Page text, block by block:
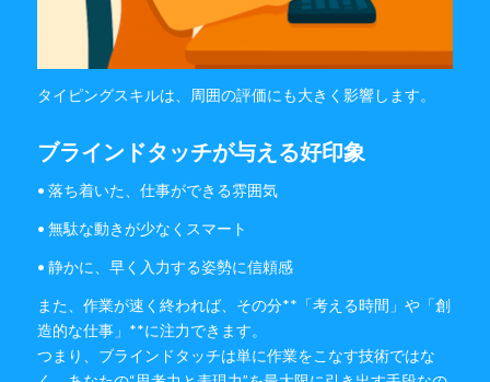
タイピングスキルは、周囲の評価にも大きく影響します。
ブラインドタッチが与える好印象
• 落ち着いた、仕事ができる雰囲気
• 無駄な動きが少なくスマート
• 静かに、早く入力する姿勢に信頼感
また、作業が速く終われば、その分**「考える時間」や「創
造的な仕事」**に注力できます。
つまり、ブラインドタッチは単に作業をこなす技術ではな